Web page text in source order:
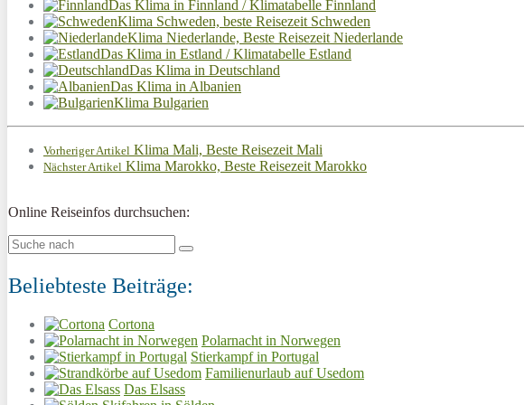
Das Klima in Finnland / Klimatabelle Finnland
Klima Schweden, beste Reisezeit Schweden
Klima Niederlande, Beste Reisezeit Niederlande
Das Klima in Estland / Klimatabelle Estland
Das Klima in Deutschland
Das Klima in Albanien
Klima Bulgarien
Vorheriger Artikel Klima Mali, Beste Reisezeit Mali
Nächster Artikel Klima Marokko, Beste Reisezeit Marokko
Online Reiseinfos durchsuchen:
Beliebteste Beiträge:
Cortona
Polarnacht in Norwegen
Stierkampf in Portugal
Familienurlaub auf Usedom
Das Elsass